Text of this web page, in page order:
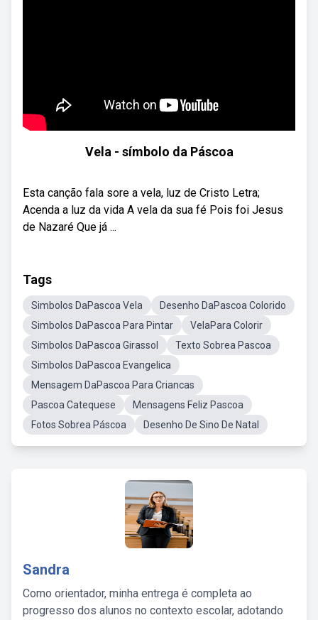
Vela - símbolo da Páscoa
Esta canção fala sore a vela, luz de Cristo Letra;
Acenda a luz da vida A vela da sua fé Pois foi Jesus
de Nazaré Que já ...
Tags
Simbolos DaPascoa Vela
Desenho DaPascoa Colorido
Simbolos DaPascoa Para Pintar
VelaPara Colorir
Simbolos DaPascoa Girassol
Texto Sobrea Pascoa
Simbolos DaPascoa Evangelica
Mensagem DaPascoa Para Criancas
Pascoa Catequese
Mensagens Feliz Pascoa
Fotos Sobrea Páscoa
Desenho De Sino De Natal
Sandra
Como orientador, minha entrega é completa ao
progresso dos alunos no contexto escolar, adotando